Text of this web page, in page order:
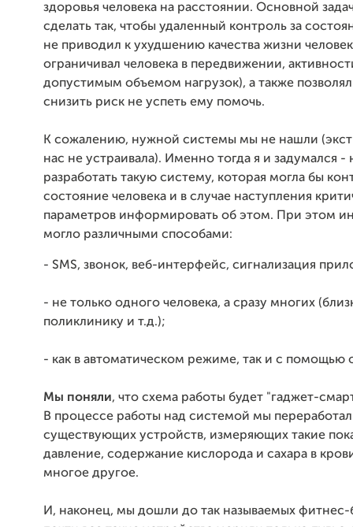
здоровья человека на расстоянии. Основной
сделать так, чтобы удаленный контроль за
не приводил к ухудшению качества жизни
ограничивал человека в передвижении,
допустимым объемом нагрузок), а также
снизить риск не успеть ему помочь.
К сожалению, нужной системы мы не нашли
нас не устраивала). Именно тогда я и задумался -
разработать такую систему, которая могла бы
состояние человека и в случае наступления
параметров информировать об этом. При этом
могло различными способами:
- SMS, звонок, веб-интерфейс, сигнализация
- не только одного человека, а сразу многих
поликлинику и т.д.);
- как в автоматическом режиме, так и с помощью
Мы поняли, что схема работы будет "гаджет-
В процессе работы над системой мы
существующих устройств, измеряющих такие
давление, содержание кислорода и сахара в
многое другое.
И, наконец, мы дошли до так называемых фитнес-